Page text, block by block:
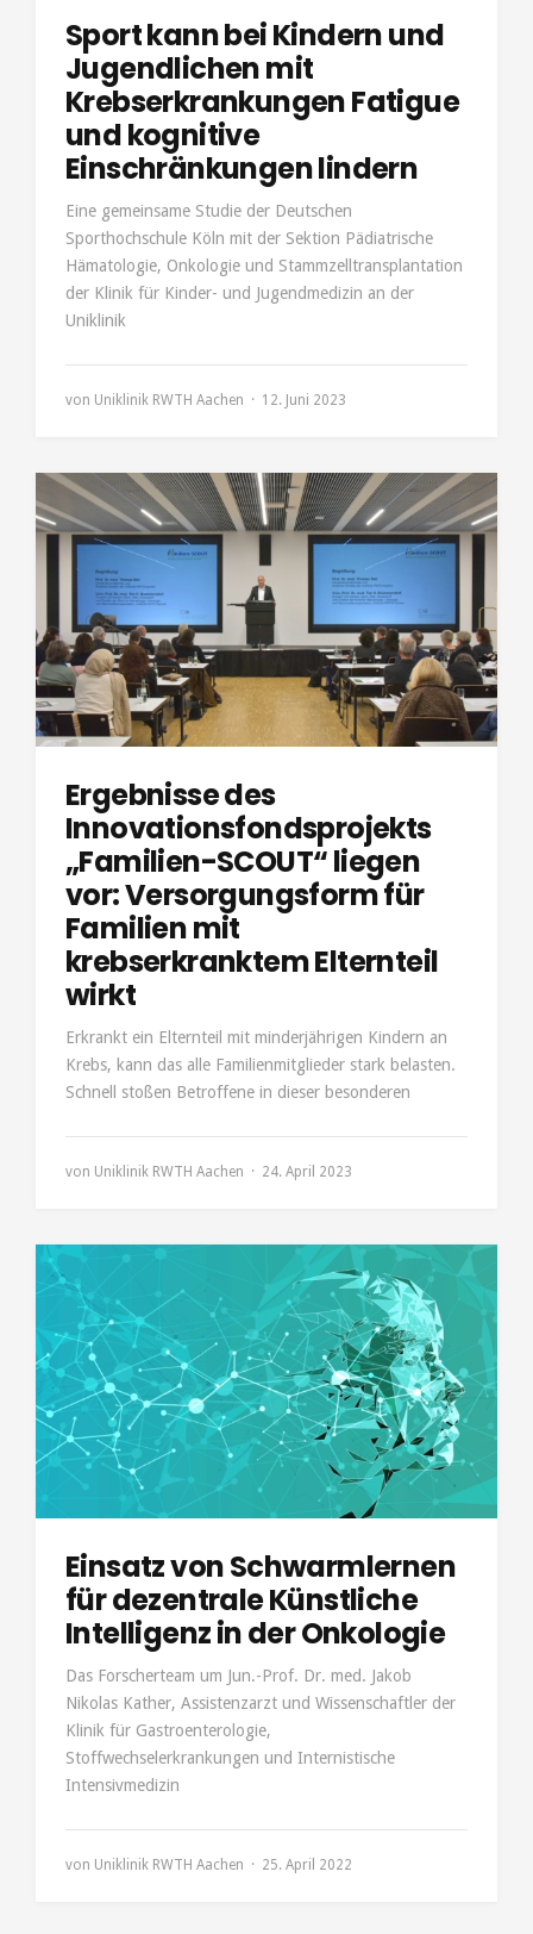
Sport kann bei Kindern und
Jugendlichen mit
Krebserkrankungen Fatigue
und kognitive
Einschränkungen lindern
Eine gemeinsame Studie der Deutschen
Sporthochschule Köln mit der Sektion Pädiatrische
Hämatologie, Onkologie und Stammzelltransplantation
der Klinik für Kinder- und Jugendmedizin an der
Uniklinik
von Uniklinik RWTH Aachen 12. Juni 2023
Ergebnisse des
Innovationsfondsprojekts
„Familien-SCOUT“ liegen
vor: Versorgungsform für
Familien mit
krebserkranktem Elternteil
wirkt
Erkrankt ein Elternteil mit minderjährigen Kindern an
Krebs, kann das alle Familienmitglieder stark belasten.
Schnell stoßen Betroffene in dieser besonderen
von Uniklinik RWTH Aachen 24. April 2023
Einsatz von Schwarmlernen
für dezentrale Künstliche
Intelligenz in der Onkologie
Das Forscherteam um Jun.-Prof. Dr. med. Jakob
Nikolas Kather, Assistenzarzt und Wissenschaftler der
Klinik für Gastroenterologie,
Stoffwechselerkrankungen und Internistische
Intensivmedizin
von Uniklinik RWTH Aachen 25. April 2022